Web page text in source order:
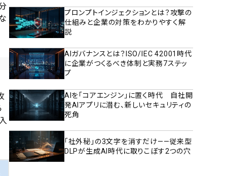
プロンプトインジェクションとは？攻撃の
仕組みと企業の対策をわかりやすく解
説
AIガバナンスとは？ISO/IEC 42001時代
に企業がつくるべき体制と実務7ステッ
プ
AIを「コアエンジン」に置く時代 自社開
発AIアプリに潜む、新しいセキュリティの
死角
「社外秘」の3文字を消すだけ——従来型
DLPが生成AI時代に取りこぼす2つの穴